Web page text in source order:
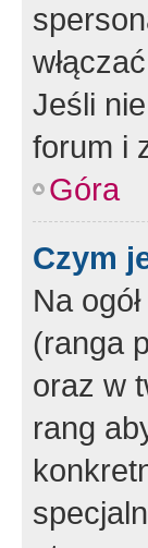
Jeśli
forum i
Góra
Czym
Na
(ranga
oraz w
rang